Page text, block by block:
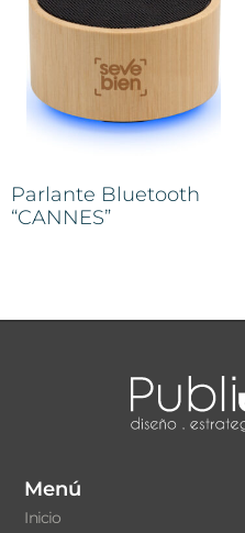
Parlante Bluetooth
“CANNES”
Menú
Inicio